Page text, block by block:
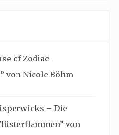
of Zodiac-
von Nicole Böhm
– Die
von